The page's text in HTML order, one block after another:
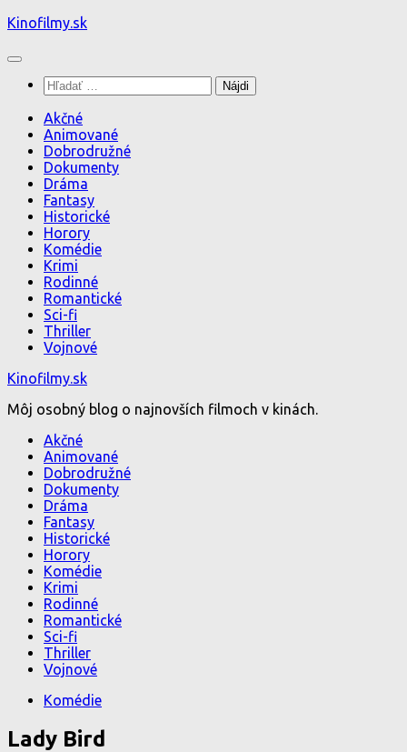
Preskočiť
obsah
Kinofilmy.sk
Hľadať:
Akčné
Animované
Dobrodružné
Dokumenty
Dráma
Fantasy
Historické
Horory
Komédie
Krimi
Rodinné
Romantické
Sci-fi
Thriller
Vojnové
Kinofilmy.sk
Môj osobný blog o najnovších filmoch v kinách.
Akčné
Animované
Dobrodružné
Dokumenty
Dráma
Fantasy
Historické
Horory
Komédie
Krimi
Rodinné
Romantické
Sci-fi
Thriller
Vojnové
Komédie
Lady Bird